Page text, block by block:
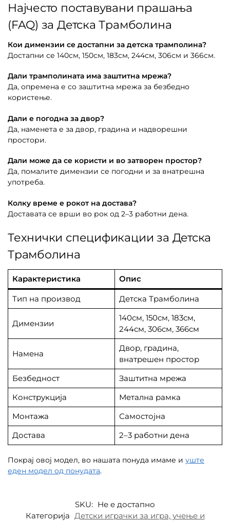
Најчесто поставувани прашања
(FAQ) за Детска Трамболина
Кои димензии се достапни за детска трамполина?
Достапни се 140см, 150см, 183см, 244см, 306см и 366см.
Дали трамполината има заштитна мрежа?
Да, опремена е со заштитна мрежа за безбедно
користење.
Дали е погодна за двор?
Да, наменета е за двор, градина и надворешни
простори.
Дали може да се користи и во затворен простор?
Да, помалите димензии се погодни и за внатрешна
употреба.
Колку време е рокот на достава?
Доставата се врши во рок од 2–3 работни дена.
Технички спецификации за Детска
Трамболина
Карактеристика Опис
Тип на производ Детска Трамболина
Димензии
140см, 150см, 183см,
244см, 306см, 366см
Намена
Двор, градина,
внатрешен простор
Безбедност
Заштитна мрежа
Конструкција
Метална рамка
Монтажа
Самостојна
Достава
2–3 работни дена
Покрај овој модел, во нашата понуда имаме и уште
еден модел од понудата.
SKU: Не е достапно
Категорија Детски играчки за игра, учење и